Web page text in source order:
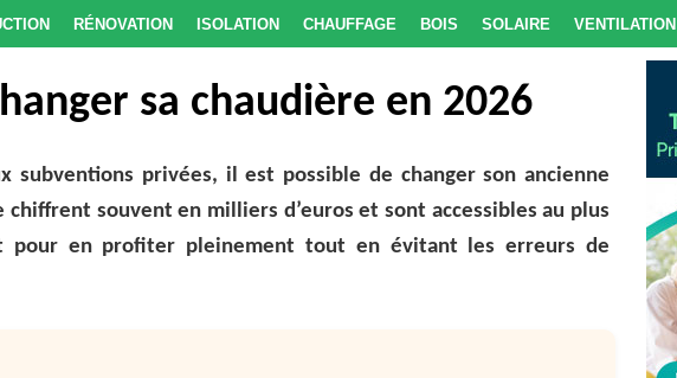
Rénovation Isolation Chauffage Bois Solaire Ventilation
sa chaudière en 2026
subventions privées, il est possible de changer son ancienne
souvent en milliers d’euros et sont accessibles au plus
pour en profiter pleinement tout en évitant les erreurs de